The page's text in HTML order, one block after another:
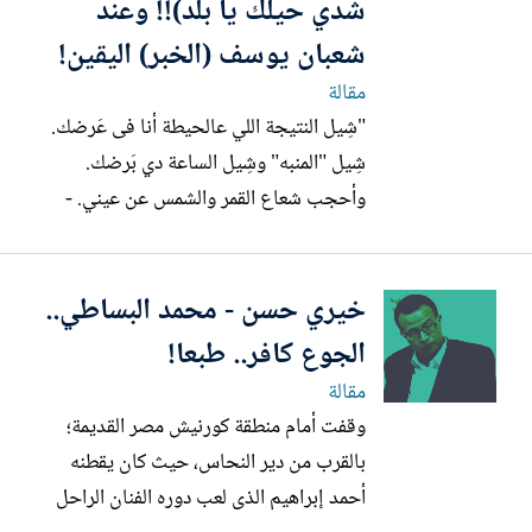
شدي حيلك يا بلد)!! وعند
شعبان يوسف (الخبر) اليقين!
مقالة
"شِيل النتيجة اللي عالحيطة أنا فى عَرضك.
شِيل "المنبه" وشِيل الساعة دي بَرضك.
وأحجب شعاع القمر والشمس عن عيني. -
الشاعر الراحل زكي عمر (1938 - 1987) -
رحل يوم 24 يوليو / تموز/ فى مدينة...
خيري حسن - محمد البساطي..
الجوع كافر.. طبعا!
مقالة
وقفت أمام منطقة كورنيش مصر القديمة؛
بالقرب من دير النحاس، حيث كان يقطنه
أحمد إبراهيم الذى لعب دوره الفنان الراحل